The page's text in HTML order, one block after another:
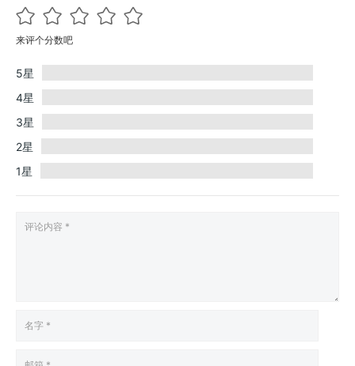
来评个分数吧
5星
4星
3星
2星
1星